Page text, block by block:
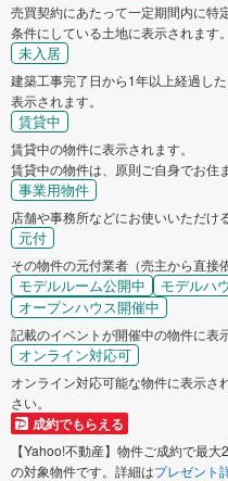
売買契約にあたって一定期間内に特
条件にしている土地に表示されます。
未入居
建築工事完了日から1年以上経過し
表示されます。
賃貸中
賃貸中の物件に表示されます。
賃貸中の物件は、原則ご自身でお住
事業用物件
店舗や事務所などにお使いいただけ
元付
その物件の元付業者（売主から直接
モデルルーム公開中 モデルハ
オープンハウス開催中
記載のイベントが開催中の物件に表
オンライン対応可
オンライン対応可能な物件に表示さ
さい。
成約でもらえる
【Yahoo!不動産】物件ご成約で最
の対象物件です。詳細はプレゼント